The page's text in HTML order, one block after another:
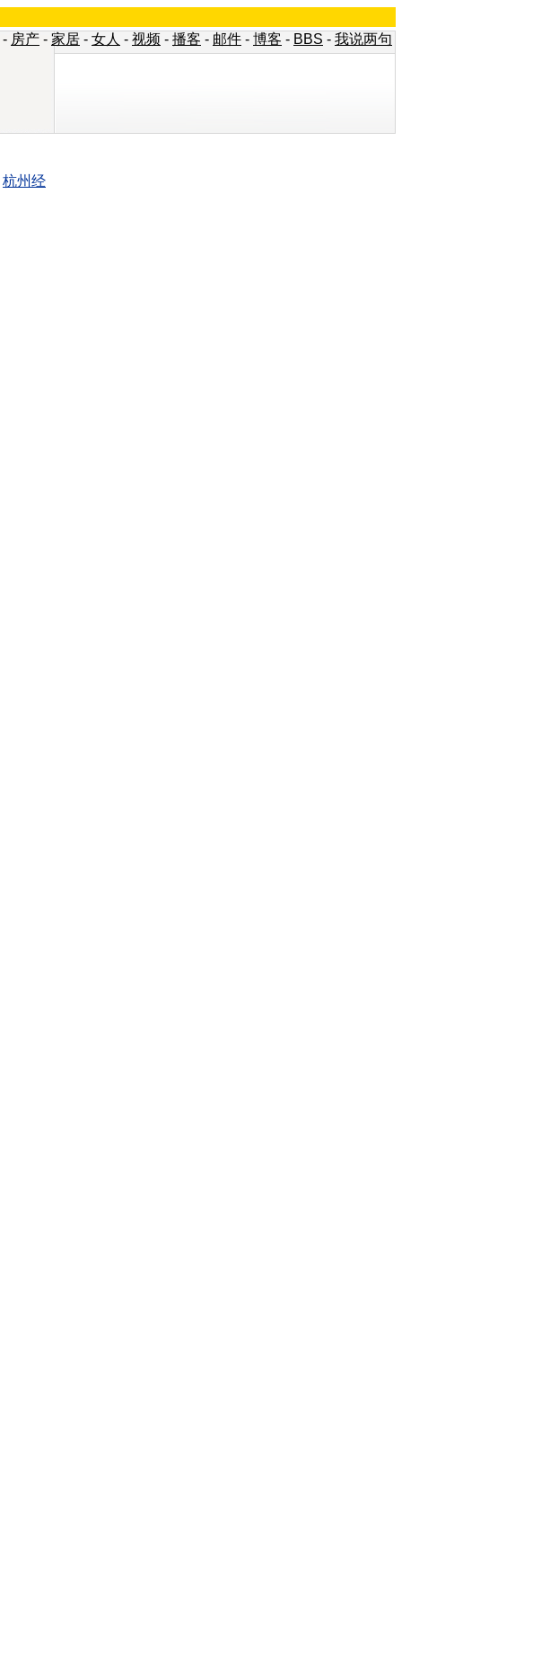
- 房产 - 家居 - 女人 - 视频 - 播客 - 邮件 - 博客 - BBS - 我说两句
杭州经